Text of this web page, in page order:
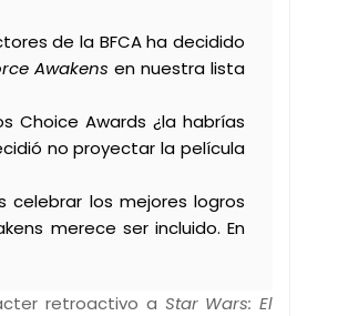
de la BFCA ha decidido
Awakensen nuestra lista
Choice Awards ¿la habrías
no proyectar la película
celebrar los mejores logros
merece ser incluido. En
retroactivo a Star Wars: El